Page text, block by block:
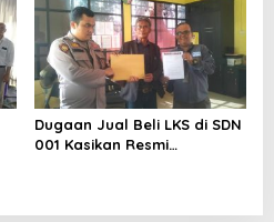
Segera Lakukan Penahanan
Dugaan Jual Beli LKS di SDN
001 Kasikan Resmi